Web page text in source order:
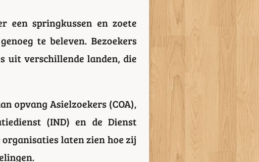
een springkussen en zoete
te beleven. Bezoekers
uit verschillende landen, die
opvang Asielzoekers (COA),
(IND) en de Dienst
laten zien hoe zij